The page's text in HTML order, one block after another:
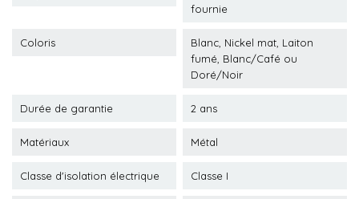
fournie
Coloris
Blanc, Nickel mat, Laiton
fumé, Blanc/Café ou
Doré/Noir
Durée de garantie 2 ans
Matériaux Métal
Classe d'isolation électrique Classe I